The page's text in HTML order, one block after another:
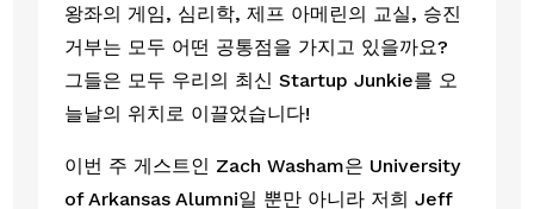
왕좌의 게임, 심리학, 제프 아메린의 교실, 승진
거부는 모두 어떤 공통점을 가지고 있을까요?
그들은 모두 우리의 최신 Startup Junkie를 오
늘날의 위치로 이끌었습니다!
이번 주 게스트인 Zach Washam은 University
of Arkansas Alumni일 뿐만 아니라 저희 Jeff